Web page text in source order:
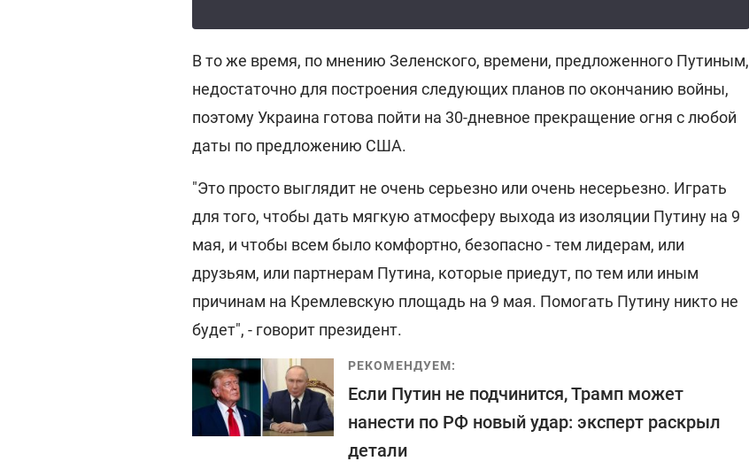
В то же время, по мнению Зеленского, времени, предложенного Путиным,
недостаточно для построения следующих планов по окончанию войны,
поэтому Украина готова пойти на 30-дневное прекращение огня с любой
даты по предложению США.
"Это просто выглядит не очень серьезно или очень несерьезно. Играть
для того, чтобы дать мягкую атмосферу выхода из изоляции Путину на 9
мая, и чтобы всем было комфортно, безопасно - тем лидерам, или
друзьям, или партнерам Путина, которые приедут, по тем или иным
причинам на Кремлевскую площадь на 9 мая. Помогать Путину никто не
будет", - говорит президент.
РЕКОМЕНДУЕМ:
Если Путин не подчинится, Трамп может
нанести по РФ новый удар: эксперт раскрыл
детали